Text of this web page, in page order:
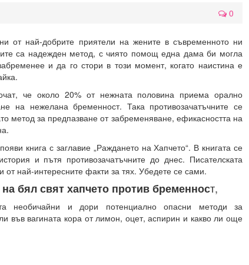
0
от най-добрите приятели на жените в съвременното ни
са надежден метод, с чиято помощ една дама би могла
и да го стори в този момент, когато наистина е
че около 20% от нежната половина приема орално
на нежелана бременност. Така противозачатъчните се
метод за предпазване от забременяване, ефикасността на
книга с заглавие „Раждането на Хапчето“. В книгата се
и пътя противозачатъчните до днес. Писателската
от най-интересните факти за тях. Убедете се сами.
бял свят хапчето против бременност,
необичайни и дори потенциално опасни методи за
във вагината кора от лимон, оцет, аспирин и какво ли още